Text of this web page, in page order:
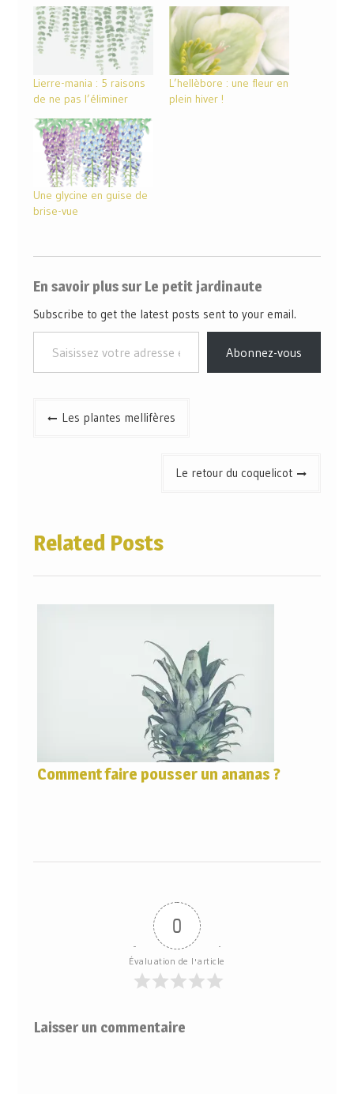
Lierre-mania : 5 raisons
de ne pas l’éliminer
L’hellèbore : une fleur en
plein hiver !
Une glycine en guise de
brise-vue
En savoir plus sur Le petit jardinaute
Subscribe to get the latest posts sent to your email.
Abonnez-vous
Les plantes mellifères
Le retour du coquelicot
Related Posts
Comment faire pousser un ananas ?
0
Évaluation de l'article
Laisser un commentaire